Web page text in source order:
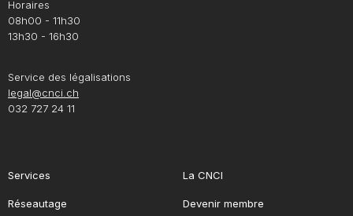
Horaires
08h00 - 11h30
13h30 - 16h30
Service des légalisations
legal@cnci.ch
032 727 24 11
Services
Réseautage
La CNCI
Devenir membre